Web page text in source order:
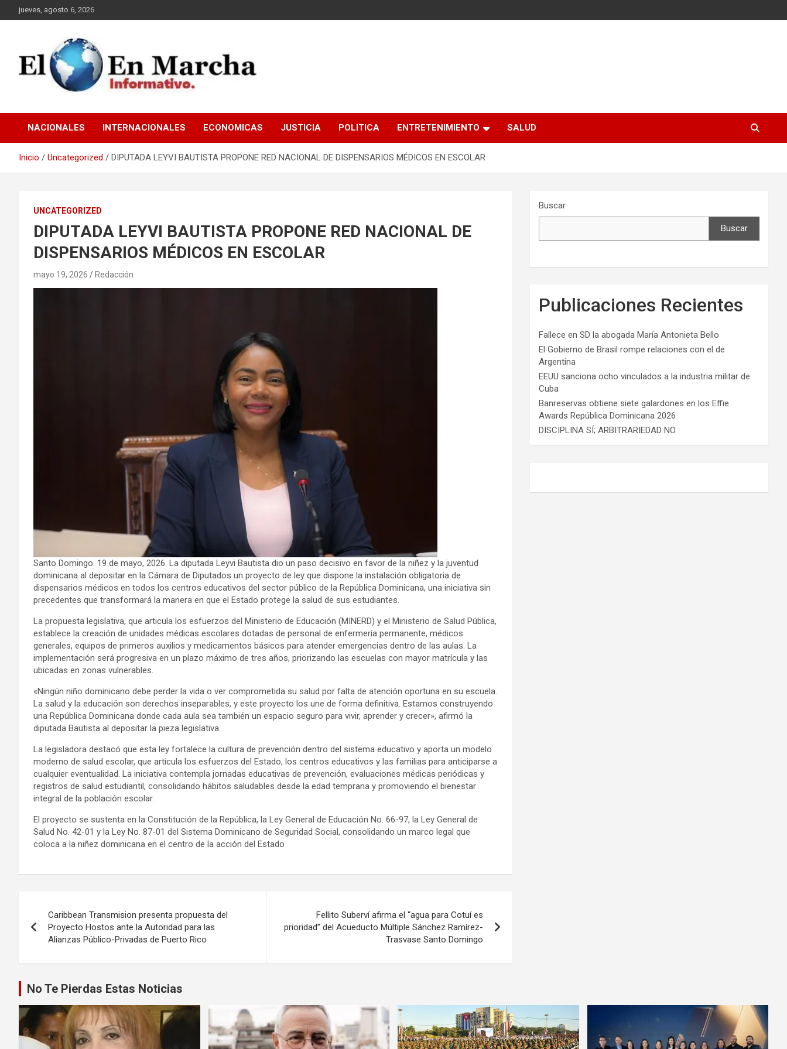
Saltar
al
jueves, agosto 6, 2026
elmundoenmarcha.net
NACIONALES INTERNACIONALES ECONOMICAS JUSTICIA POLITICA ENTRETENIMIENTO SALUD
Inicio Uncategorized DIPUTADA LEYVI BAUTISTA PROPONE RED NACIONAL DE DISPENSARIOS MÉDICOS EN ESCOLAR
UNCATEGORIZED
DIPUTADA LEYVI BAUTISTA PROPONE RED NACIONAL DE
DISPENSARIOS MÉDICOS EN ESCOLAR
mayo 19, 2026 Redacción
Santo Domingo. 19 de mayo, 2026. La diputada Leyvi Bautista dio un paso decisivo en favor de la niñez y la juventud
dominicana al depositar en la Cámara de Diputados un proyecto de ley que dispone la instalación obligatoria de
dispensarios médicos en todos los centros educativos del sector público de la República Dominicana, una iniciativa sin
precedentes que transformará la manera en que el Estado protege la salud de sus estudiantes.
La propuesta legislativa, que articula los esfuerzos del Ministerio de Educación (MINERD) y el Ministerio de Salud Pública,
establece la creación de unidades médicas escolares dotadas de personal de enfermería permanente, médicos
generales, equipos de primeros auxilios y medicamentos básicos para atender emergencias dentro de las aulas. La
implementación será progresiva en un plazo máximo de tres años, priorizando las escuelas con mayor matrícula y las
ubicadas en zonas vulnerables.
«Ningún niño dominicano debe perder la vida o ver comprometida su salud por falta de atención oportuna en su escuela.
La salud y la educación son derechos inseparables, y este proyecto los une de forma definitiva. Estamos construyendo
una República Dominicana donde cada aula sea también un espacio seguro para vivir, aprender y crecer», afirmó la
diputada Bautista al depositar la pieza legislativa.
La legisladora destacó que esta ley fortalece la cultura de prevención dentro del sistema educativo y aporta un modelo
moderno de salud escolar, que articula los esfuerzos del Estado, los centros educativos y las familias para anticiparse a
cualquier eventualidad. La iniciativa contempla jornadas educativas de prevención, evaluaciones médicas periódicas y
registros de salud estudiantil, consolidando hábitos saludables desde la edad temprana y promoviendo el bienestar
integral de la población escolar.
El proyecto se sustenta en la Constitución de la República, la Ley General de Educación No. 66-97, la Ley General de
Salud No. 42-01 y la Ley No. 87-01 del Sistema Dominicano de Seguridad Social, consolidando un marco legal que
coloca a la niñez dominicana en el centro de la acción del Estado
de
Caribbean Transmision presenta propuesta del
Proyecto Hostos ante la Autoridad para las
Alianzas Público-Privadas de Puerto Rico
Fellito Suberví afirma el “agua para Cotuí es
prioridad” del Acueducto Múltiple Sánchez Ramírez-
Trasvase Santo Domingo
Buscar
Buscar
Publicaciones Recientes
Fallece en SD la abogada María Antonieta Bello
El Gobierno de Brasil rompe relaciones con el de
Argentina
EEUU sanciona ocho vinculados a la industria militar de
Cuba
Banreservas obtiene siete galardones en los Effie
Awards República Dominicana 2026
DISCIPLINA SÍ; ARBITRARIEDAD NO
No Te Pierdas Estas Noticias